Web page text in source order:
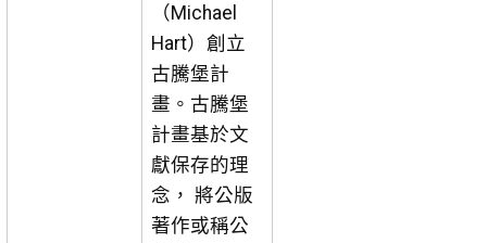
（Michael
Hart）創立
古騰堡計
畫。古騰堡
計畫基於文
獻保存的理
念， 將公版
著作或稱公